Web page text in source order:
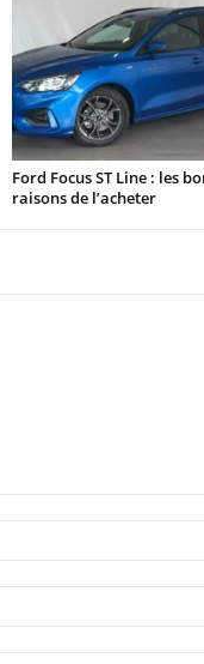
Ford Focus ST Line : les
raisons de l’acheter